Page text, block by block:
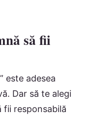
să fii
este adesea
Dar să te alegi
fii responsabilă